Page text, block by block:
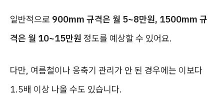
일반적으로 900mm 규격은 월 5~8만원, 1500mm 규
격은 월 10~15만원 정도를 예상할 수 있어요.
다만, 여름철이나 응축기 관리가 안 된 경우에는 이보다
1.5배 이상 나올 수도 있습니다.